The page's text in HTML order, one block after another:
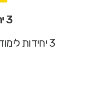
3 יחידות לימוד
3 יחידות לימוד הכוללות מערכי שיעור